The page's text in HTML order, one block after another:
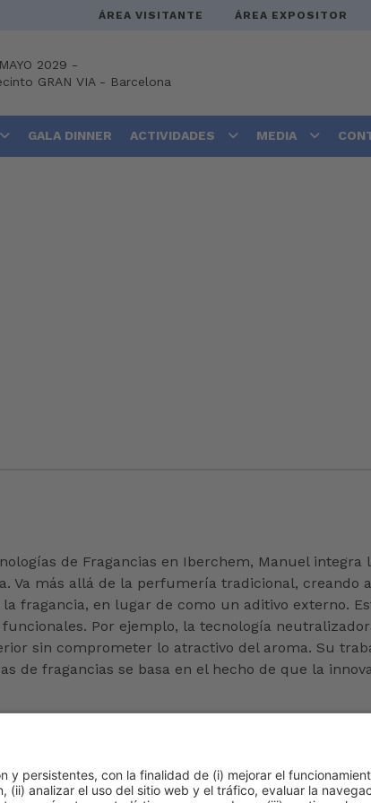
ÁREA VISITANTE ÁREA EXPOSITOR
MAYO 2029 -
GRAN VIA- Barcelona
GALA DINNER ACTIVIDADES MEDIA
de Fragancias en Iberchem, Manuel
Va más allá de la perfumería tradicional,
fragancia, en lugar de como un aditivo externo.
Por ejemplo, la tecnología
sin comprometer lo atractivo del aroma. Su
de fragancias se basa en el hecho de que la